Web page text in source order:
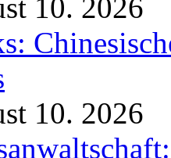
10. 2026
10. 2026